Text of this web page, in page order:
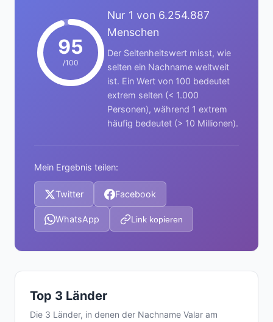
95
/100
Nur 1 von 6.254.887
Menschen
Der Seltenheitswert misst, wie
selten ein Nachname weltweit
ist. Ein Wert von 100 bedeutet
extrem selten (< 1.000
Personen), während 1 extrem
häufig bedeutet (> 10 Millionen).
Mein Ergebnis teilen:
Twitter Facebook
WhatsApp Link kopieren
Top 3 Länder
Die 3 Länder, in denen der Nachname Valar am